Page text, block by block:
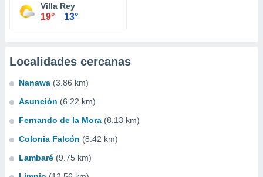
Villa Rey
19° 13°
Localidades cercanas
Nanawa (3.86 km)
Asunción (6.22 km)
Fernando de la Mora (8.13 km)
Colonia Falcón (8.42 km)
Lambaré (9.75 km)